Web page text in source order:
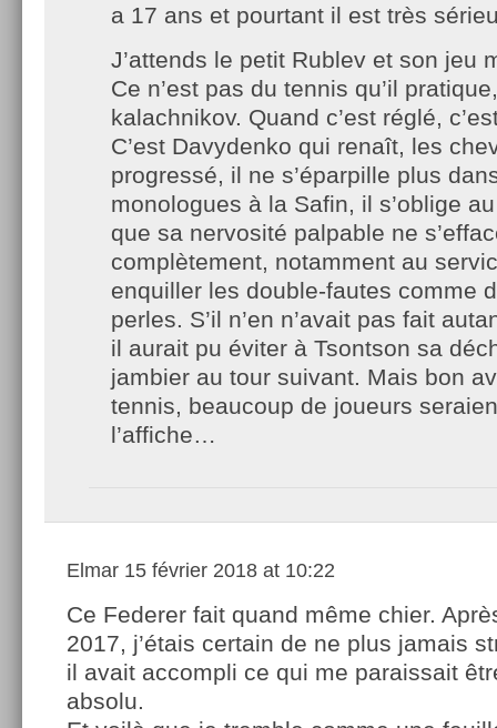
a 17 ans et pourtant il est très
J’attends le petit Rublev et son jeu
Ce n’est pas du tennis qu’il
kalachnikov. Quand c’est réglé,
C’est Davydenko qui renaît, les
progressé, il ne s’éparpille plus
monologues à la Safin, il s’oblige
que sa nervosité palpable ne
complètement, notamment au
enquiller les double-fautes comme
perles. S’il n’en n’avait pas fait
il aurait pu éviter à Tsontson sa
jambier au tour suivant. Mais bon
tennis, beaucoup de joueurs
l’affiche…
Elmar 15 février 2018 at 10:22
Ce Federer fait quand même chier.
2017, j’étais certain de ne plus jamais
il avait accompli ce qui me paraissait
absolu.